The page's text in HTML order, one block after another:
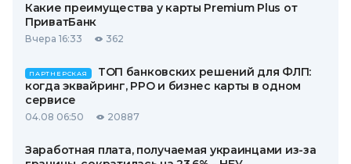
Какие преимущества у карты Premium Plus от
ПриватБанк
Вчера 16:33 362
ПАРТНЕРСКАЯ
ТОП банковских решений для ФЛП:
когда эквайринг, РРО и бизнес карты в одном
сервисе
04.08 06:50 20887
Заработная плата, получаемая украинцами из-за